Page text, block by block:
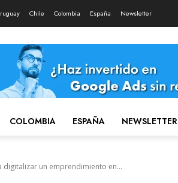
Chile Colombia España Newsletter
COLOMBIA ESPAÑA NEWSLETTER
digitalizar un emprendimiento en...